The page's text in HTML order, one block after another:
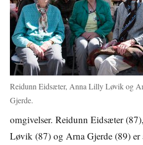
Reidunn Eidsæter, Anna Lilly Løvik og
Gjerde.
omgivelser. Reidunn Eidsæter
Løvik (87) og Arna Gjerde (89) er